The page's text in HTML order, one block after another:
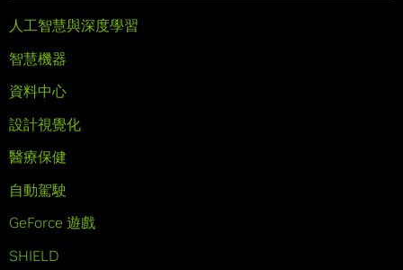
人工智慧與深度學習
智慧機器
資料中心
設計視覺化
醫療保健
自動駕駛
GeForce 遊戲
SHIELD